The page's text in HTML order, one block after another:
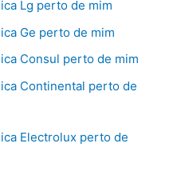
Lg perto de mim
Ge perto de mim
Consul perto de mim
Continental perto de
Electrolux perto de